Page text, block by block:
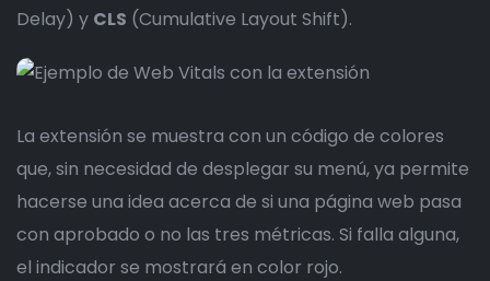
Delay) y CLS (Cumulative Layout Shift).
La extensión se muestra con un código de colores
que, sin necesidad de desplegar su menú, ya permite
hacerse una idea acerca de si una página web pasa
con aprobado o no las tres métricas. Si falla alguna,
el indicador se mostrará en color rojo.